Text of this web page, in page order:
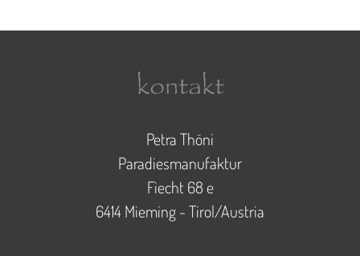
kontakt
Petra Thöni
Paradiesmanufaktur
Fiecht 68 e
6414 Mieming - Tirol/Austria